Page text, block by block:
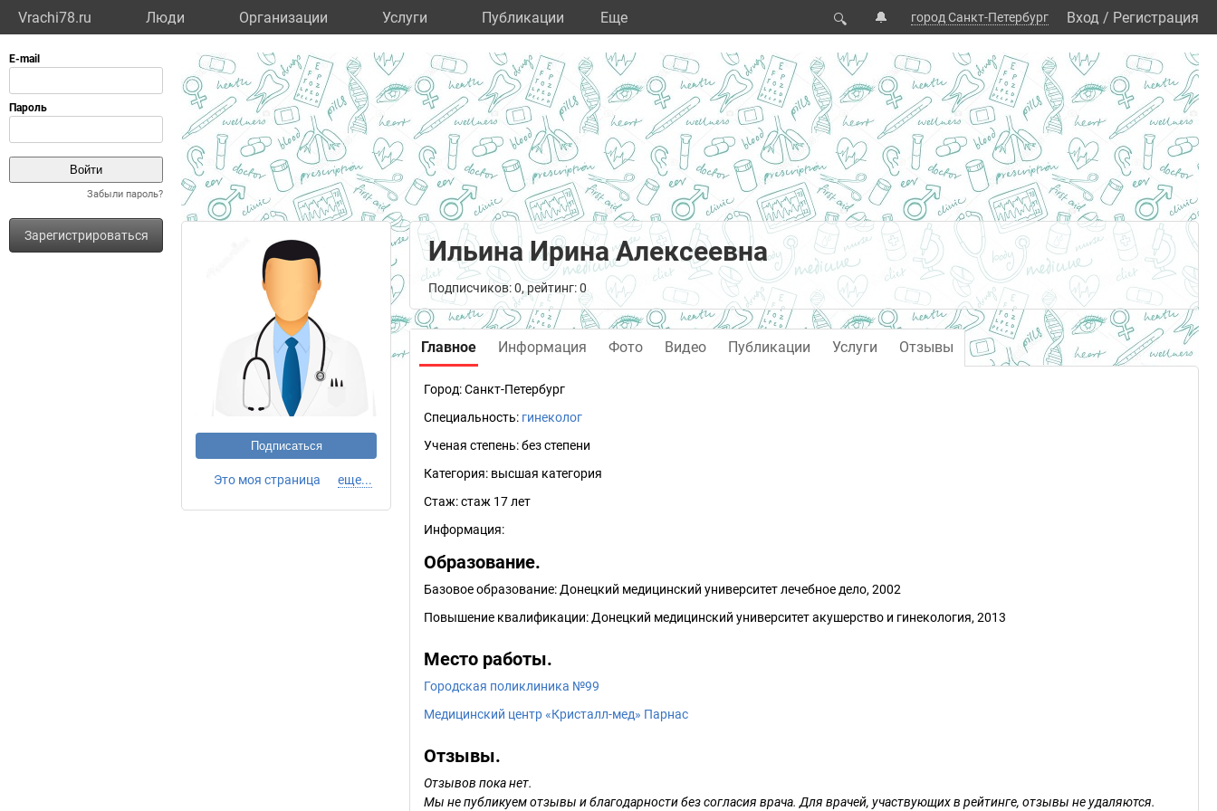
Vrachi78.ru Люди Организации Услуги Публикации Eще 🔍 🔔 город Санкт-Петербург Вход / Регистрация
Забыли пароль?
Зарегистрироваться
Подписаться
Это моя страница еще...
Ильина Ирина Алексеевна
Подписчиков: 0, рейтинг: 0
Главное Информация Фото Видео Публикации Услуги Отзывы
Город:Санкт-Петербург
Специальность: гинеколог
Ученая степень:без степени
Категория: высшая категория
Стаж:стаж 17 лет
Информация:
Образование.
Базовое образование: Донецкий медицинский университет лечебное дело, 2002
Повышение квалификации: Донецкий медицинский университет акушерство и гинекология, 2013
Место работы.
Городская поликлиника №99
Медицинский центр «Кристалл-мед» Парнас
Отзывы.
Отзывов пока нет.
Мы не публикуем отзывы и благодарности без согласия врача. Для врачей, участвующих в рейтинге, отзывы не удаляются.